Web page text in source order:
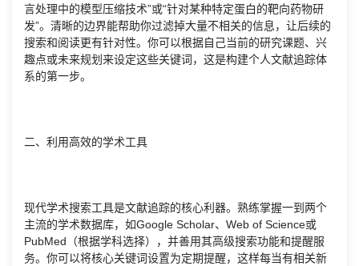
言处理中的模型压缩技术”或“针对某种特定蛋白的靶向药物研
发”。清晰的边界能帮助你过滤掉大量不相关的信息，让后续的
搜索和阅读更有针对性。你可以根据自己当前的研究课题、兴
趣点或未来规划来设定这些关键词，这是构建个人文献追踪体
系的第一步。
二、利用高效的学术工具
现代学术搜索工具是文献追踪的核心利器。熟练掌握一到两个
主流的学术数据库，如Google Scholar、Web of Science或
PubMed（根据学科选择），并善用其高级搜索功能和提醒服
务。你可以将核心关键词设置为定期提醒，这样每当有相关新